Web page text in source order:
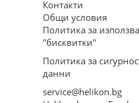
Контакти
Общи условия
Политика за
"бисквитки"
Политика за
данни
service@helikon.bg